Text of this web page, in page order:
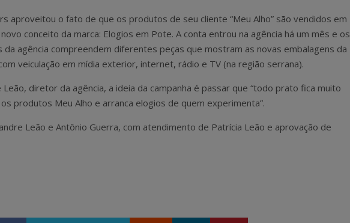
aproveitou o fato de que os produtos de seu cliente “Meu Alho” são vendidos em
conceito da marca: Elogios em Pote. A conta entrou na agência há um mês e os
da agência compreendem diferentes peças que mostram as novas embalagens da
veiculação em mídia exterior, internet, rádio e TV (na região serrana).
Leão, diretor da agência, a ideia da campanha é passar que “todo prato fica muito
produtos Meu Alho e arranca elogios de quem experimenta”.
Leão e Antônio Guerra, com atendimento de Patrícia Leão e aprovação de